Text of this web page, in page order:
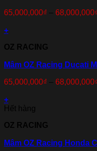
65,000,000₫ – 68,000,000
+
OZ RACING
Mâm OZ Racing Ducati
65,000,000₫ – 68,000,000
+
Hết hàng
OZ RACING
Mâm OZ Racing Honda